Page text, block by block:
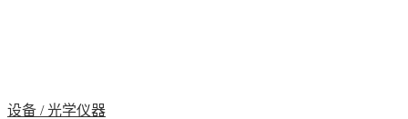
设备 /光学仪器